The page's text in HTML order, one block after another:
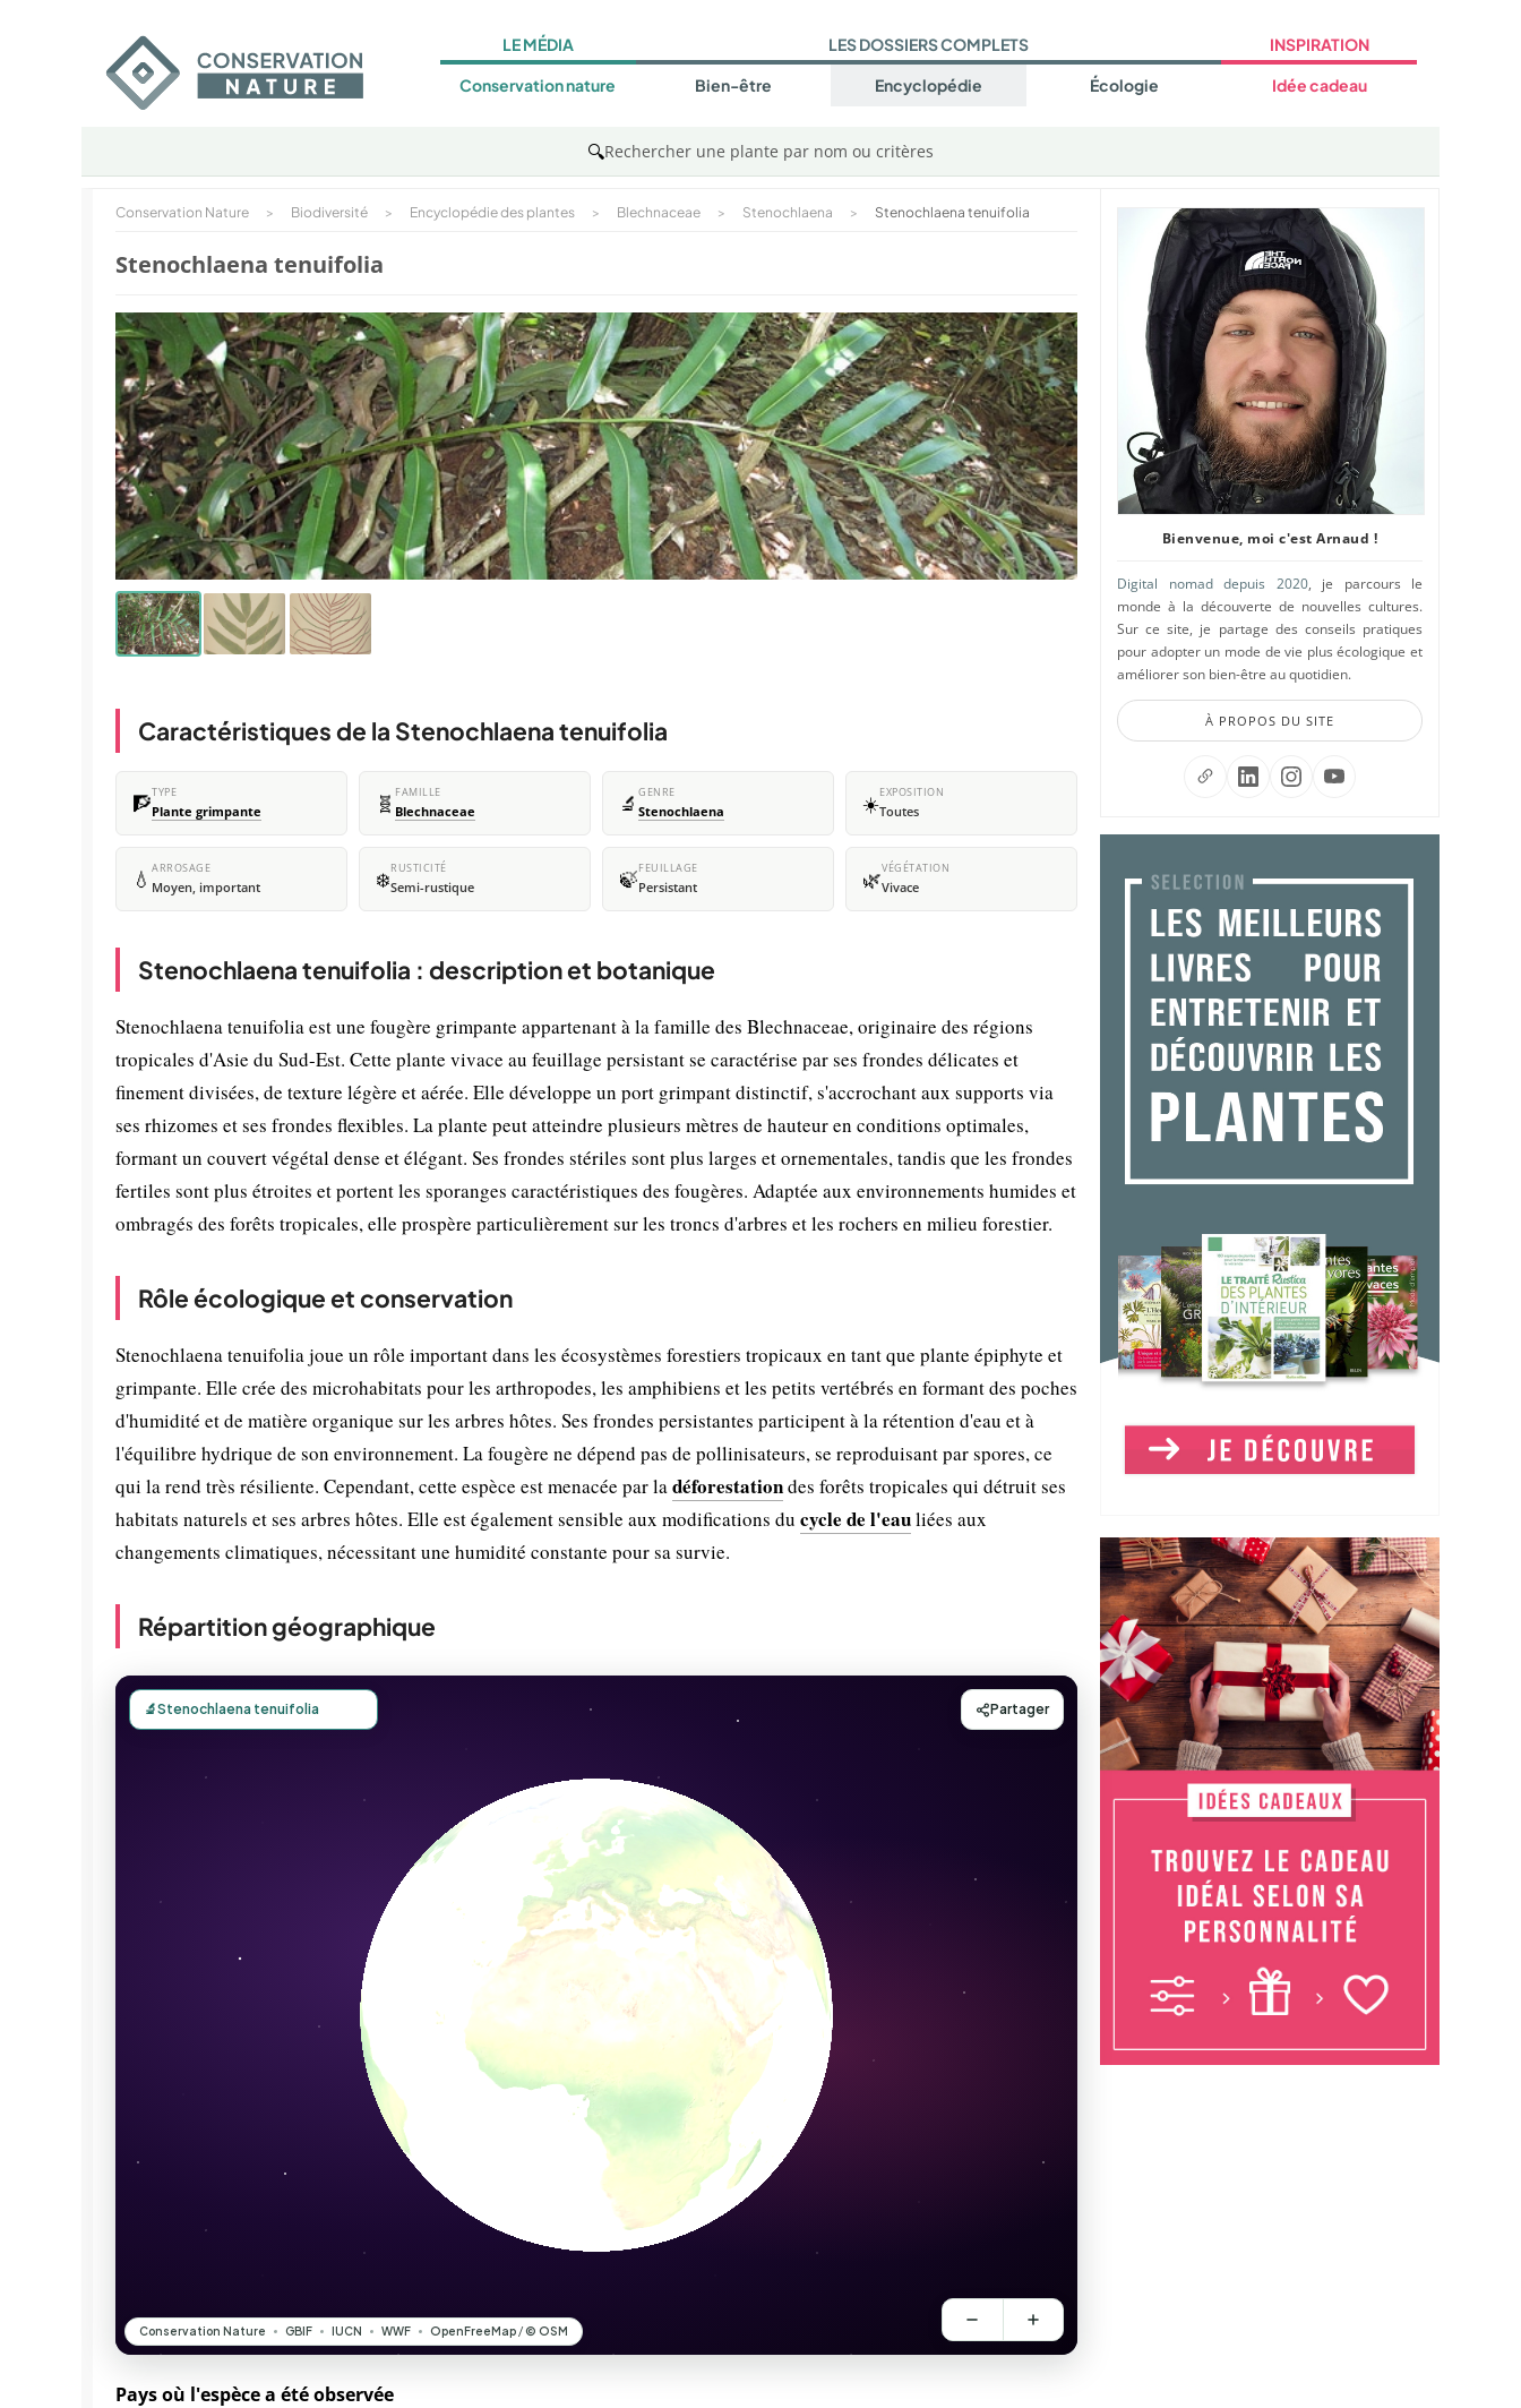
LE MÉDIA
Conservation nature
LES DOSSIERS COMPLETS
Bien-être Encyclopédie Écologie
INSPIRATION
Idée cadeau
🔍Rechercher une plante par nom ou critères
Conservation Nature > Biodiversité > Encyclopédie des plantes > Blechnaceae > Stenochlaena > Stenochlaena tenuifolia
Stenochlaena tenuifolia
Caractéristiques de la Stenochlaena tenuifolia
🧗TYPE
Plante grimpante 🧬 FAMILLE
Blechnaceae 🔬 GENRE
Stenochlaena ☀️EXPOSITION
Toutes
💧 ARROSAGE
Moyen, important ❄️RUSTICITÉ
Semi-rustique 🍃FEUILLAGE
Persistant 🌿VÉGÉTATION
Vivace
Stenochlaena tenuifolia : description et botanique
Stenochlaena tenuifolia est une fougère grimpante appartenant à la famille des Blechnaceae, originaire des régions
tropicales d'Asie du Sud-Est. Cette plante vivace au feuillage persistant se caractérise par ses frondes délicates et
finement divisées, de texture légère et aérée. Elle développe un port grimpant distinctif, s'accrochant aux supports via
ses rhizomes et ses frondes flexibles. La plante peut atteindre plusieurs mètres de hauteur en conditions optimales,
formant un couvert végétal dense et élégant. Ses frondes stériles sont plus larges et ornementales, tandis que les frondes
fertiles sont plus étroites et portent les sporanges caractéristiques des fougères. Adaptée aux environnements humides et
ombragés des forêts tropicales, elle prospère particulièrement sur les troncs d'arbres et les rochers en milieu forestier.
Rôle écologique et conservation
Stenochlaena tenuifolia joue un rôle important dans les écosystèmes forestiers tropicaux en tant que plante épiphyte et
grimpante. Elle crée des microhabitats pour les arthropodes, les amphibiens et les petits vertébrés en formant des poches
d'humidité et de matière organique sur les arbres hôtes. Ses frondes persistantes participent à la rétention d'eau et à
l'équilibre hydrique de son environnement. La fougère ne dépend pas de pollinisateurs, se reproduisant par spores, ce
qui la rend très résiliente. Cependant, cette espèce est menacée par ladéforestationdes forêts tropicales qui détruit ses
habitats naturels et ses arbres hôtes. Elle est également sensible aux modifications du cycle de l'eauliées aux
changements climatiques, nécessitant une humidité constante pour sa survie.
Répartition géographique
Pays où l'espèce a été observée
Bienvenue, moi c'est Arnaud !
Digital nomad depuis 2020, je parcours le
monde à la découverte de nouvelles cultures.
Sur ce site, je partage des conseils pratiques
pour adopter un mode de vie plus écologique et
améliorer son bien-être au quotidien.
À PROPOS DU SITE